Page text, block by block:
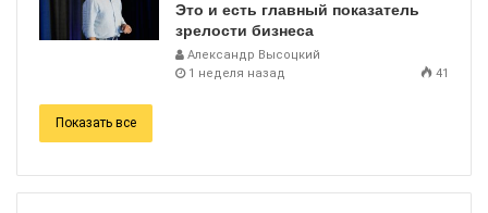
Это и есть главный показатель
зрелости бизнеса
Александр Высоцкий
1 неделя назад
41
Показать все